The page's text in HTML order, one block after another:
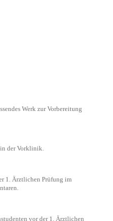
Werk zur Vorbereitung
der Vorklinik.
1. Ärztlichen Prüfung im
vor der 1. Ärztlichen